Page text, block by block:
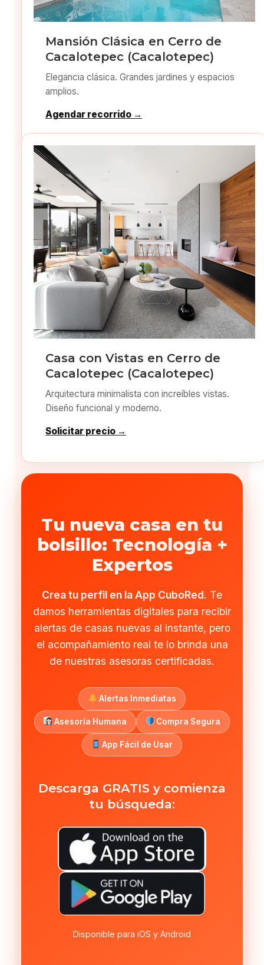
Mansión Clásica en Cerro de
Cacalotepec (Cacalotepec)
Elegancia clásica. Grandes jardines y espacios
amplios.
Agendar recorrido →
Casa con Vistas en Cerro de
Cacalotepec (Cacalotepec)
Arquitectura minimalista con increíbles vistas.
Diseño funcional y moderno.
Solicitar precio →
Tu nueva casa en tu
bolsillo: Tecnología +
Expertos
Crea tu perfil en la App CuboRed. Te
damos herramientas digitales para recibir
alertas de casas nuevas al instante, pero
el acompañamiento real te lo brinda una
de nuestras asesoras certificadas.
Alertas Inmediatas
Asesoría Humana Compra Segura
App Fácil de Usar
Descarga GRATIS y comienza
tu búsqueda:
Disponible para iOS y Android